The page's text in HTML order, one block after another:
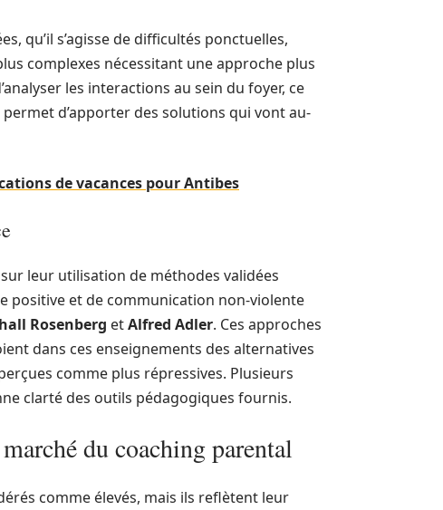
qu’il s’agisse de difficultés ponctuelles,
complexes nécessitant une approche plus
les interactions au sein du foyer, ce
d’apporter des solutions qui vont au-
de vacances pour Antibes
leur utilisation de méthodes validées
positive et de communication non-violente
Rosenberg etAlfred Adler. Ces approches
dans ces enseignements des alternatives
comme plus répressives. Plusieurs
clarté des outils pédagogiques fournis.
du coaching parental
comme élevés, mais ils reflètent leur